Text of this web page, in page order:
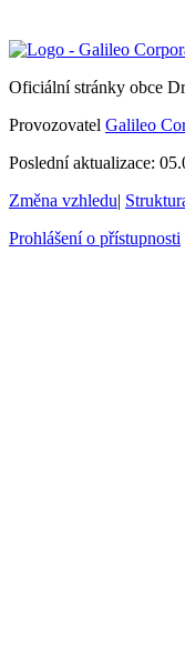
Oficiální stránky obce
Provozovatel Galileo
Poslední aktualizace:
Změna vzhledu|
Prohlášení o přístupnosti